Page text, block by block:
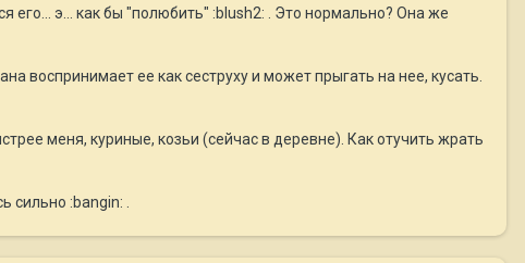
его... э... как бы "полюбить" :blush2: . Это нормально? Она же
воспринимает ее как сеструху и может прыгать на нее, кусать.
меня, куриные, козьи (сейчас в деревне). Как отучить жрать
:bangin: .